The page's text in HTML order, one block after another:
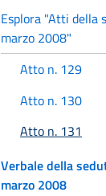
Esplora "Atti della
marzo 2008"
Atto n. 129
Atto n. 130
Atto n. 131
Verbale della
marzo 2008